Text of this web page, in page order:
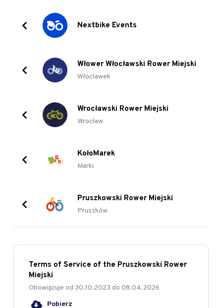
Nextbike Events
Włower Włocławski Rower Miejski
Włocławek
Wrocławski Rower Miejski
Wrocław
KołoMarek
Marki
Pruszkowski Rower Miejski
Pruszków
Terms of Service of the Pruszkowski Rower
Miejski
Obowiązuje od 30.10.2023 do 08.04.2026
Pobierz